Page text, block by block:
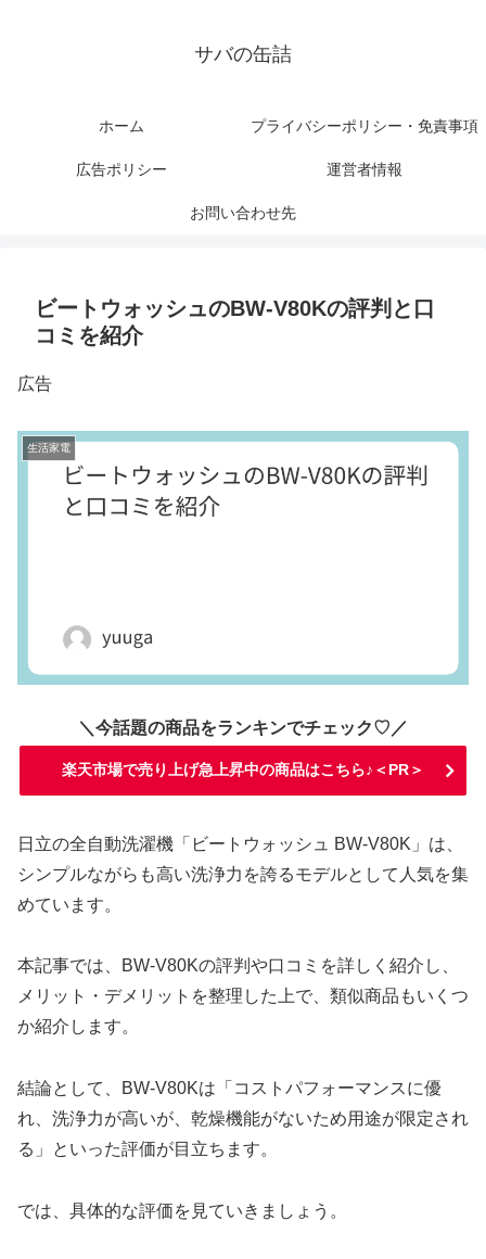
サバの缶詰
ホーム プライバシーポリシー・免責事項
広告ポリシー 運営者情報
お問い合わせ先
ビートウォッシュのBW-V80Kの評判と口
コミを紹介
広告
生活家電
＼今話題の商品をランキンでチェック♡／
楽天市場で売り上げ急上昇中の商品はこちら♪＜PR＞
日立の全自動洗濯機「ビートウォッシュ BW-V80K」は、
シンプルながらも高い洗浄力を誇るモデルとして人気を集
めています。
本記事では、BW-V80Kの評判や口コミを詳しく紹介し、
メリット・デメリットを整理した上で、類似商品もいくつ
か紹介します。
結論として、BW-V80Kは「コストパフォーマンスに優
れ、洗浄力が高いが、乾燥機能がないため用途が限定され
る」といった評価が目立ちます。
では、具体的な評価を見ていきましょう。